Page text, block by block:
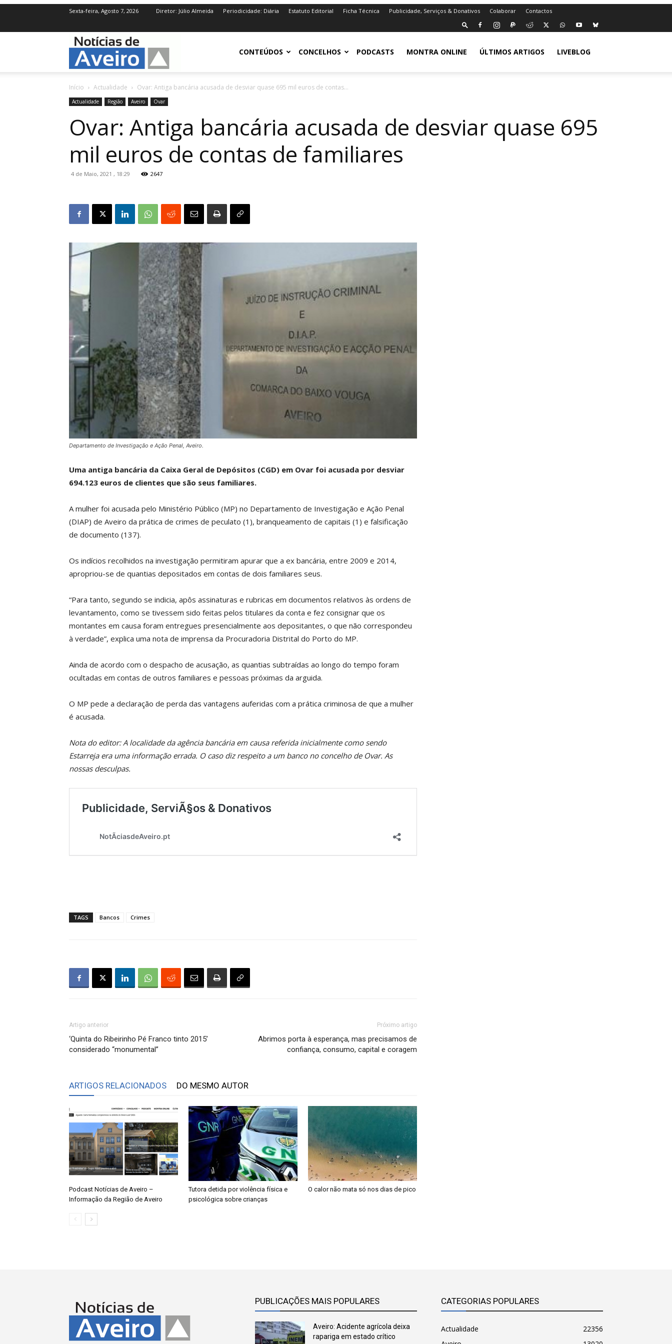
Sexta-feira, Agosto 7, 2026 Diretor: Júlio Almeida Periodicidade: Diária Estatuto Editorial Ficha Técnica Publicidade, Serviços & Donativos Colaborar Contactos
NotíciasdeAveiro.ptCONTEÚDOS CONCELHOS PODCASTS MONTRA ONLINE ÚLTIMOS ARTIGOS LIVEBLOG
Início Actualidade Ovar: Antiga bancária acusada de desviar quase 695 mil euros de contas...
Actualidade Região Aveiro Ovar
Ovar: Antiga bancária acusada de desviar quase 695
mil euros de contas de familiares
4 de Maio, 2021 , 18:29 2647
Departamento de Investigação e Ação Penal, Aveiro.
Uma antiga bancária da Caixa Geral de Depósitos (CGD) em Ovar foi acusada por desviar
694.123 euros de clientes que são seus familiares.
A mulher foi acusada pelo Ministério Público (MP) no Departamento de Investigação e Ação Penal
(DIAP) de Aveiro da prática de crimes de peculato (1), branqueamento de capitais (1) e falsificação
de documento (137).
Os indícios recolhidos na investigação permitiram apurar que a ex bancária, entre 2009 e 2014,
apropriou-se de quantias depositados em contas de dois familiares seus.
“Para tanto, segundo se indicia, apôs assinaturas e rubricas em documentos relativos às ordens de
levantamento, como se tivessem sido feitas pelos titulares da conta e fez consignar que os
montantes em causa foram entregues presencialmente aos depositantes, o que não correspondeu
à verdade”, explica uma nota de imprensa da Procuradoria Distrital do Porto do MP.
Ainda de acordo com o despacho de acusação, as quantias subtraídas ao longo do tempo foram
ocultadas em contas de outros familiares e pessoas próximas da arguida.
O MP pede a declaração de perda das vantagens auferidas com a prática criminosa de que a mulher
é acusada.
Nota do editor: A localidade da agência bancária em causa referida inicialmente como sendo
Estarreja era uma informação errada. O caso diz respeito a um banco no concelho de Ovar. As
nossas desculpas.
TAGS Bancos Crimes
Artigo anterior
‘Quinta do Ribeirinho Pé Franco tinto 2015’
considerado “monumental”
Próximo artigo
Abrimos porta à esperança, mas precisamos de
confiança, consumo, capital e coragem
ARTIGOS RELACIONADOS DO MESMO AUTOR
Podcast Notícias de Aveiro –
Informação da Região de Aveiro
Tutora detida por violência física e
psicológica sobre crianças
O calor não mata só nos dias de pico
PUBLICAÇÕES MAIS POPULARES
Aveiro: Acidente agrícola deixa
rapariga em estado crítico
CATEGORIAS POPULARES
Actualidade
22356